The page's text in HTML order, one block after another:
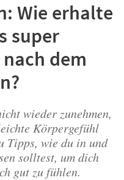
Wie erhalte
super
dem
wieder zunehmen,
Körpergefühl
Tipps, wie du in und
solltest, um dich
gut zu fühlen.